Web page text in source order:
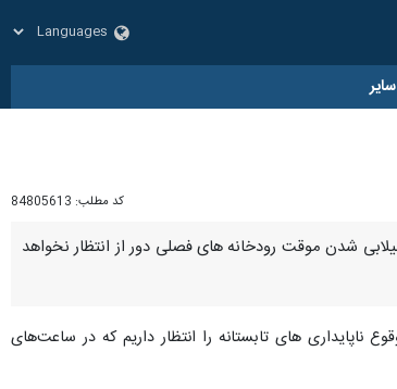
سایر
کد مطلب: 84805613